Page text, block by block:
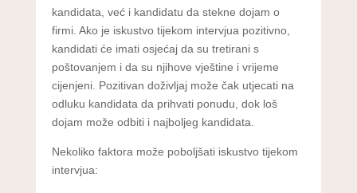
kandidata, već i kandidatu da stekne dojam o
firmi. Ako je iskustvo tijekom intervjua pozitivno,
kandidati će imati osjećaj da su tretirani s
poštovanjem i da su njihove vještine i vrijeme
cijenjeni. Pozitivan doživljaj može čak utjecati na
odluku kandidata da prihvati ponudu, dok loš
dojam može odbiti i najboljeg kandidata.
Nekoliko faktora može poboljšati iskustvo tijekom
intervjua: